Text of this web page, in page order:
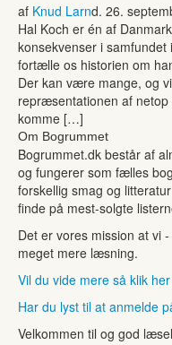
af Knud Larnd. 26.
Hal Koch er én af
konsekvenser i
fortælle os historien om
Der kan være mange, og
repræsentationen af
komme […]
Om Bogrummet
Bogrummet.dk består af
og fungerer som fælles
forskellig smag og
finde på mest-solgte
Det er vores mission at vi
meget mere læsning.
Vil du vide mere så klik her
Har du lyst til at anmelde
Velkommen til og god